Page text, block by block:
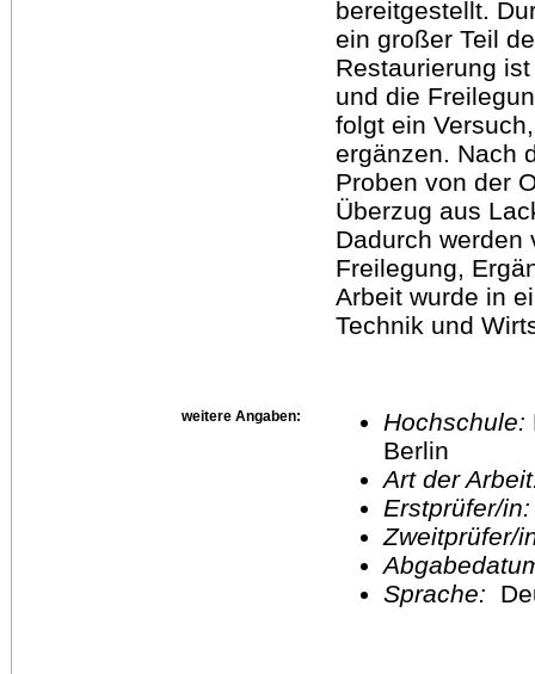
bereitgestellt.
ein großer Teil
Restaurierung
und die
folgt ein
ergänzen. Nach
Proben von der
Überzug aus
Dadurch werden
Freilegung,
Arbeit wurde in
Technik und
weitere Angaben: Hochschule:
Berlin
Art der
Erstprüfer/
Sprache: